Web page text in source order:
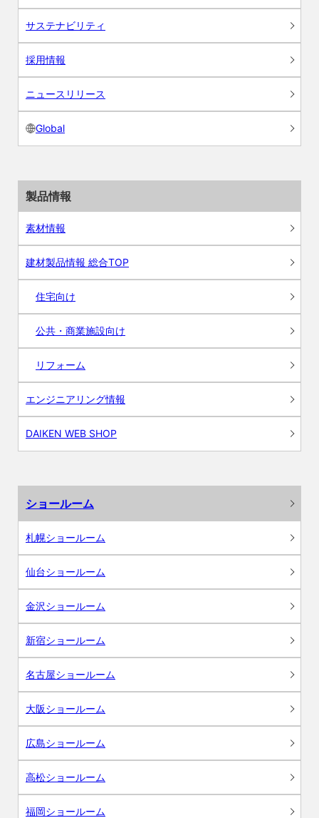
サステナビリティ
採用情報
ニュースリリース
Global
製品情報
素材情報
建材製品情報 総合TOP
住宅向け
公共・商業施設向け
リフォーム
エンジニアリング情報
DAIKEN WEB SHOP
ショールーム
札幌ショールーム
仙台ショールーム
金沢ショールーム
新宿ショールーム
名古屋ショールーム
大阪ショールーム
広島ショールーム
高松ショールーム
福岡ショールーム